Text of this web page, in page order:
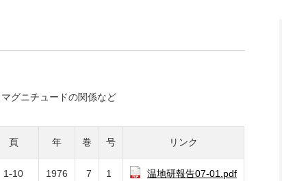
グニチュードの関係など
頁 年 巻 号 リンク
1-10 1976 7 1 温地研報告07-01.pdf